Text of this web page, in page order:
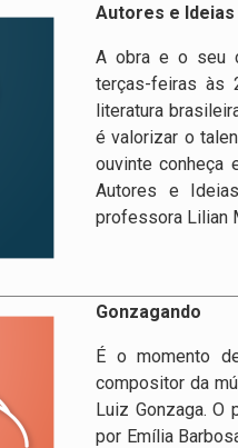
Autores e Ideias
A obra e o seu
terças-feiras às
literatura
é valorizar o
ouvinte conheça
Autores e
professora Lilian
Gonzagando
É o momento
compositor da
Luiz Gonzaga. O
por Emília